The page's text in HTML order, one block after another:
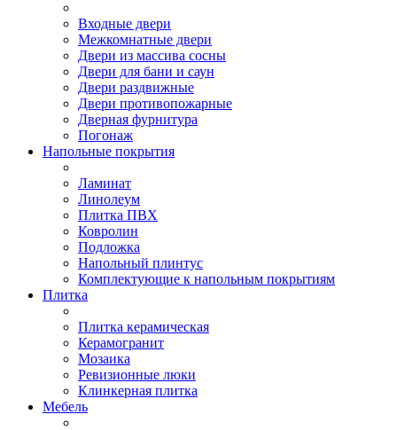
Входные двери
Межкомнатные двери
Двери из массива сосны
Двери для бани и саун
Двери раздвижные
Двери противопожарные
Дверная фурнитура
Погонаж
Напольные покрытия
Ламинат
Линолеум
Плитка ПВХ
Ковролин
Подложка
Напольный плинтус
Комплектующие к напольным покрытиям
Плитка
Плитка керамическая
Керамогранит
Мозаика
Ревизионные люки
Клинкерная плитка
Мебель